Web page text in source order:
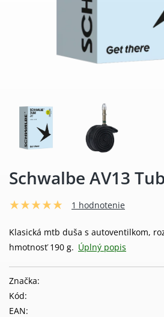
Schwalbe AV13
1 hodnotenie
Klasická mtb duša s autoventilkom,
hmotnosť 190 g. Úplný popis
Značka:
Kód:
EAN: